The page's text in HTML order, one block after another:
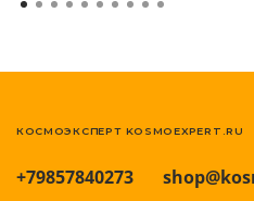
+79857840273
КОСМОЭКСПЕРТ KOSMOEXPERT.RU